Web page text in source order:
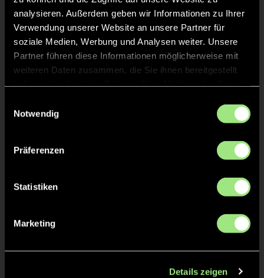
analysieren. Außerdem geben wir Informationen zu Ihrer
Verwendung unserer Website an unsere Partner für
soziale Medien, Werbung und Analysen weiter. Unsere
Partner führen diese Informationen möglicherweise mit
weiteren Daten zusammen, die Sie ihnen bereitgestellt
Notwendig
Präferenzen
Statistiken
Marketing
Details zeigen
Tobias STUMPF
Melanie HAGHI
TW = Torwart & ETW = Ersatztorwart, K = Kapitän
Tore & Karten